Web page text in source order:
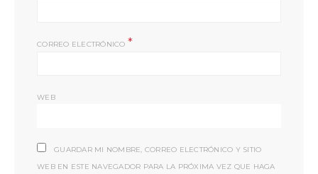
CORREO ELECTRÓNICO *
WEB
GUARDAR MI NOMBRE, CORREO ELECTRÓNICO Y SITIO
WEB EN ESTE NAVEGADOR PARA LA PRÓXIMA VEZ QUE HAGA